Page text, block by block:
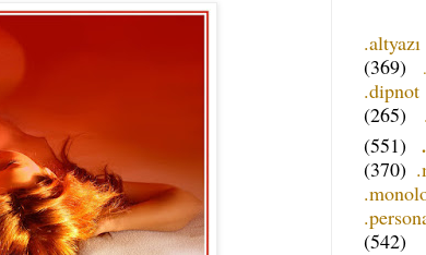
.altyazı
(369)
.dipnot
(265)
(551)
(370)
(542)